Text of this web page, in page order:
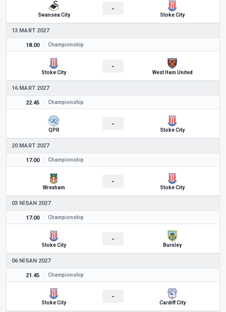
Swansea City
-
Stoke City
13 MART 2027
18.00 Championship
Stoke City
-
West Ham United
16 MART 2027
22.45 Championship
QPR
-
Stoke City
20 MART 2027
17.00 Championship
Wrexham
-
Stoke City
03 NISAN 2027
17.00 Championship
Stoke City
-
Burnley
06 NISAN 2027
21.45 Championship
Stoke City
-
Cardiff City